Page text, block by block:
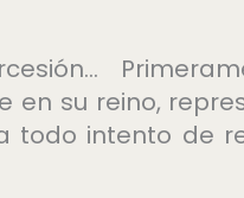
su reino,
todo intento de